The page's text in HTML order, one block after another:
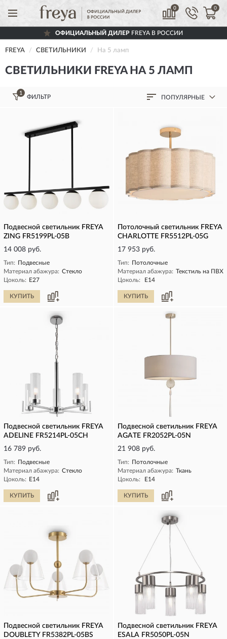
0 0
ОФИЦИАЛЬНЫЙ ДИЛЕРFREYA В РОССИИ
FREYA СВЕТИЛЬНИКИ На 5 ламп
СВЕТИЛЬНИКИ FREYA НА 5 ЛАМП
1
ФИЛЬТР ПОПУЛЯРНЫЕ
Подвесной светильник FREYA
ZING FR5199PL-05B
14 008 руб.
Тип: Подвесные
Материал абажура: Стекло
Цоколь: E27
КУПИТЬ
Потолочный светильник FREYA
CHARLOTTE FR5512PL-05G
17 953 руб.
Тип: Потолочные
Материал абажура: Текстиль на ПВХ
Цоколь:
E14
КУПИТЬ
Подвесной светильник FREYA
ADELINE FR5214PL-05CH
16 789 руб.
Тип: Подвесные
Материал абажура: Стекло
Цоколь: E14
КУПИТЬ
Подвесной светильник FREYA
AGATE FR2052PL-05N
21 908 руб.
Тип: Потолочные
Материал абажура: Ткань
Цоколь:
E14
КУПИТЬ
Подвесной светильник FREYA
DOUBLETY FR5382PL-05BS
Подвесной светильник FREYA
ESALA FR5050PL-05N